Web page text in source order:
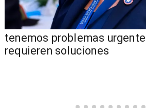
tenemos problemas
requieren soluciones